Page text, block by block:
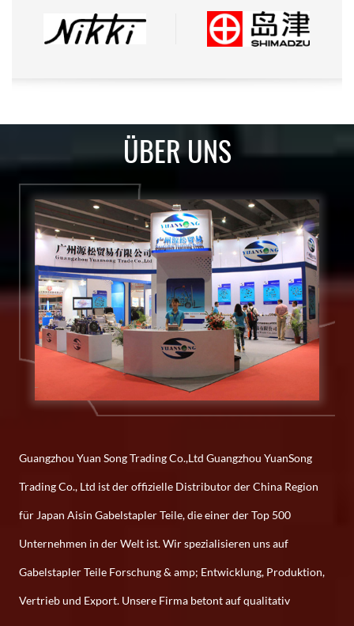
ÜBER UNS
Guangzhou Yuan Song Trading Co.,Ltd Guangzhou YuanSong
Trading Co., Ltd ist der offizielle Distributor der China Region
für Japan Aisin Gabelstapler Teile, die einer der Top 500
Unternehmen in der Welt ist. Wir spezialisieren uns auf
Gabelstapler Teile Forschung & amp; Entwicklung, Produktion,
Vertrieb und Export. Unsere Firma betont auf qualitativ